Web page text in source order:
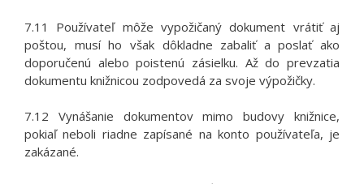
7.11 Používateľ môže vypožičaný dokument vrátiť aj
poštou, musí ho však dôkladne zabaliť a poslať ako
doporučenú alebo poistenú zásielku. Až do prevzatia
dokumentu knižnicou zodpovedá za svoje výpožičky.
7.12 Vynášanie dokumentov mimo budovy knižnice,
pokiaľ neboli riadne zapísané na konto používateľa, je
zakázané.